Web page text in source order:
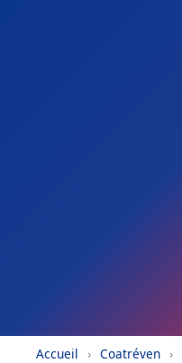
Accueil › Coatréven ›